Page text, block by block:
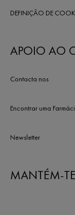
DEFINIÇÃO DE
APOIO AO
Contacta nos
Encontrar uma
Newsletter
MANTÉM-